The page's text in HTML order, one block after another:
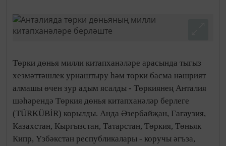
Төрки дөнья милли китапханәләре арасында тыгыз
хезмәттәшлек урнаштыру һәм төрки басма нәшрият
алмашы өчен зур адым ясалды - Төркиянең Анталия
шәһәрендә Төркия дөнья китапханәләр берлеге
(TÜRKÜBİR) корылды. Анда Әзербайҗан, Гагаузия,
Казахстан, Кыргызстан, Татарстан, Төркия, Төньяк
Кипр, Үзбәкстан республикалары - коручы әгъза,